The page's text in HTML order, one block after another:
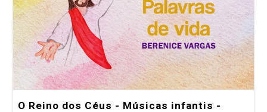
O Reino dos Céus - Músicas infantis -